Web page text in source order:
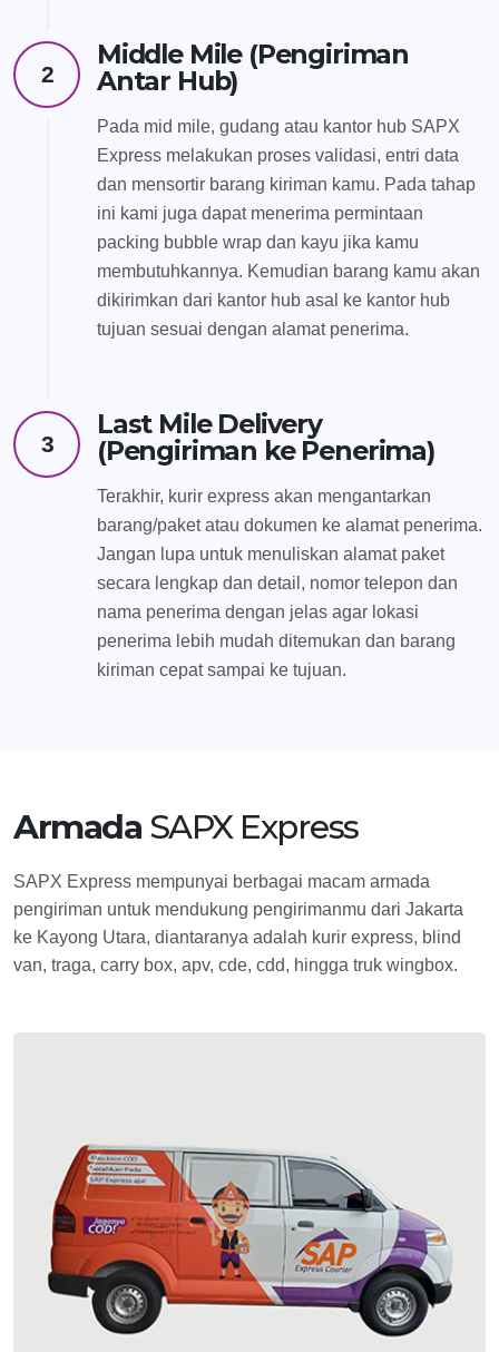
2
Middle Mile (Pengiriman
Antar Hub)
Pada mid mile, gudang atau kantor hub SAPX
Express melakukan proses validasi, entri data
dan mensortir barang kiriman kamu. Pada tahap
ini kami juga dapat menerima permintaan
packing bubble wrap dan kayu jika kamu
membutuhkannya. Kemudian barang kamu akan
dikirimkan dari kantor hub asal ke kantor hub
tujuan sesuai dengan alamat penerima.
3
Last Mile Delivery
(Pengiriman ke Penerima)
Terakhir, kurir express akan mengantarkan
barang/paket atau dokumen ke alamat penerima.
Jangan lupa untuk menuliskan alamat paket
secara lengkap dan detail, nomor telepon dan
nama penerima dengan jelas agar lokasi
penerima lebih mudah ditemukan dan barang
kiriman cepat sampai ke tujuan.
Armada SAPX Express
SAPX Express mempunyai berbagai macam armada
pengiriman untuk mendukung pengirimanmu dari Jakarta
ke Kayong Utara, diantaranya adalah kurir express, blind
van, traga, carry box, apv, cde, cdd, hingga truk wingbox.